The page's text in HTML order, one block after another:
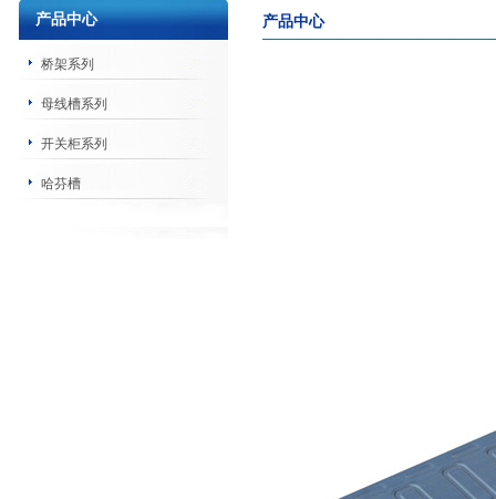
产品中心
桥架系列
母线槽系列
开关柜系列
哈芬槽
产品中心